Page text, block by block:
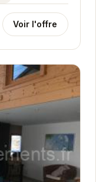
Voir l'offre